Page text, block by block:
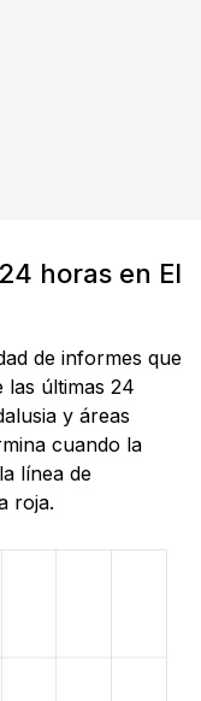
horas en El
de informes que
las últimas 24
y áreas
cuando la
línea de
roja.